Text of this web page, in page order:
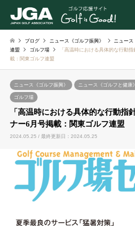
ブログ ニュース《ゴルフ振興》 ニュース
連盟
ゴルフ場
「高温時における具体的な行動
載：関東ゴルフ連盟
ニュース《ゴルフ振興》 ニュース《ゴルフと健康》
ゴルフ場
「高温時における具体的な行動指
ナー6月号掲載：関東ゴルフ連盟
2024.05.25 / 最終更新日：2024.05.25